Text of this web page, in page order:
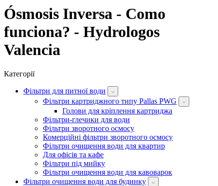
Ósmosis Inversa - Como
funciona? - Hydrologos
Valencia
Категорії
Фільтри для питної води
Фільтри картриджного типу Pallas PWG
Голови для кріплення картриджа
Фільтри-глечики для води
Фільтри зворотного осмосу
Комерційні фільтри зворотного осмосу
Фільтри очищення води для квартир
Для офісів та кафе
Фільтри під мийку
Фільтри очищення води для кавоварок
Фільтри очищення води для будинку